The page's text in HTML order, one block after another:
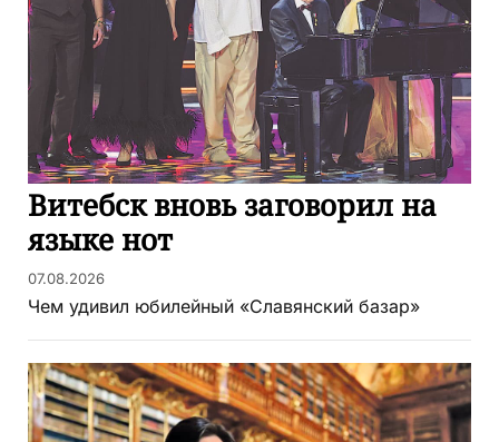
Витебск вновь заговорил на
языке нот
07.08.2026
Чем удивил юбилейный «Славянский базар»